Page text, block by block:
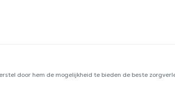
door hem de mogelijkheid te bieden de beste